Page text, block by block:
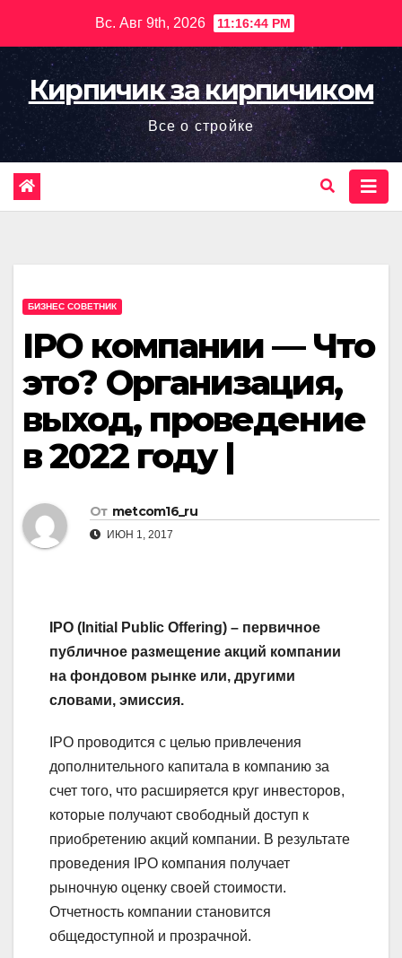
содержимому
Вс. Авг 9th, 2026 11:16:46 PM
Кирпичик за кирпичиком
Все о стройке
БИЗНЕС СОВЕТНИК
IPO компании — Что
это? Организация,
выход, проведение
в 2022 году |
От metcom16_ru
ИЮН 1, 2017
IPO (Initial Public Offering) – первичное
публичное размещение акций компании
на фондовом рынке или, другими
словами, эмиссия.
IPO проводится с целью привлечения
дополнительного капитала в компанию за
счет того, что расширяется круг инвесторов,
которые получают свободный доступ к
приобретению акций компании. В результате
проведения IPO компания получает
рыночную оценку своей стоимости.
Отчетность компании становится
общедоступной и прозрачной.